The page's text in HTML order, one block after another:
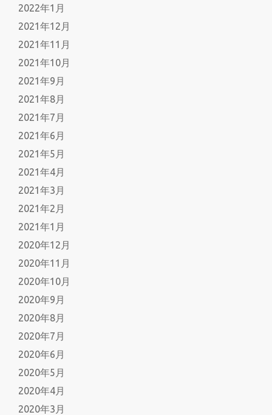
2022年1月
2021年12月
2021年11月
2021年10月
2021年9月
2021年8月
2021年7月
2021年6月
2021年5月
2021年4月
2021年3月
2021年2月
2021年1月
2020年12月
2020年11月
2020年10月
2020年9月
2020年8月
2020年7月
2020年6月
2020年5月
2020年4月
2020年3月